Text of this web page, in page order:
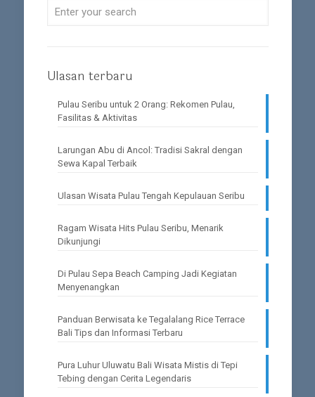
Ulasan terbaru
Pulau Seribu untuk 2 Orang: Rekomen Pulau,
Fasilitas & Aktivitas
Larungan Abu di Ancol: Tradisi Sakral dengan
Sewa Kapal Terbaik
Ulasan Wisata Pulau Tengah Kepulauan Seribu
Ragam Wisata Hits Pulau Seribu, Menarik
Dikunjungi
Di Pulau Sepa Beach Camping Jadi Kegiatan
Menyenangkan
Panduan Berwisata ke Tegalalang Rice Terrace
Bali Tips dan Informasi Terbaru
Pura Luhur Uluwatu Bali Wisata Mistis di Tepi
Tebing dengan Cerita Legendaris